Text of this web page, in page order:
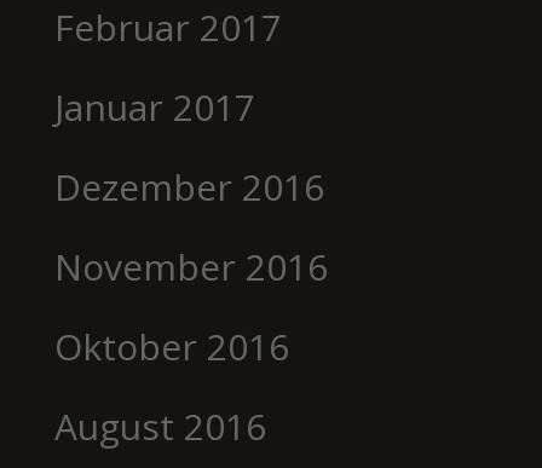
Februar 2017
Januar 2017
Dezember 2016
November 2016
Oktober 2016
August 2016